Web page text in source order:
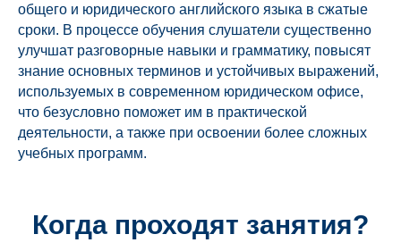
общего и юридического английского языка в сжатые
сроки. В процессе обучения слушатели существенно
улучшат разговорные навыки и грамматику, повысят
знание основных терминов и устойчивых выражений,
используемых в современном юридическом офисе,
что безусловно поможет им в практической
деятельности, а также при освоении более сложных
учебных программ.
Когда проходят занятия?